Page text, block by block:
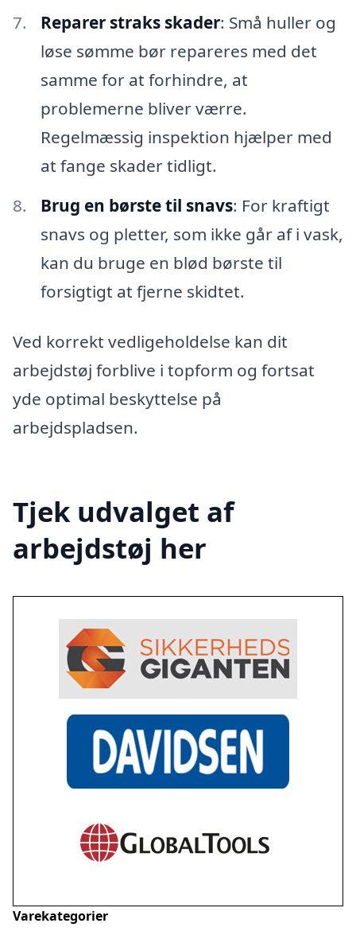
Reparer straks skader: Små huller og
løse sømme bør repareres med det
samme for at forhindre, at
problemerne bliver værre.
Regelmæssig inspektion hjælper med
at fange skader tidligt.
Brug en børste til snavs: For kraftigt
snavs og pletter, som ikke går af i vask,
kan du bruge en blød børste til
forsigtigt at fjerne skidtet.
Ved korrekt vedligeholdelse kan dit
arbejdstøj forblive i topform og fortsat
yde optimal beskyttelse på
arbejdspladsen.
Tjek udvalget af
arbejdstøj her
Varekategorier